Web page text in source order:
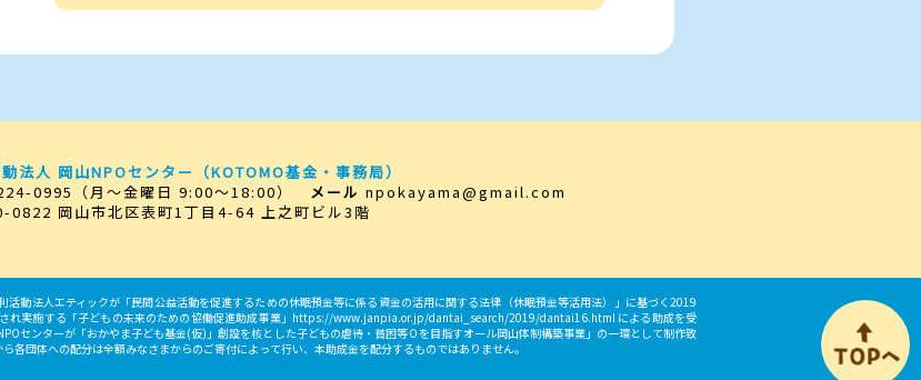
法人 岡山NPOセンター
（KOTOMO基金・事務局）
0995 （月～金曜日 9:00～18:00） メール npokayama@gmail.com
0822 岡山市北区表町1丁目4-64 上之町ビル3階
活動法人エティックが「民間公益活動を促進するための休眠預金等に係る資金の活用に関する法律（休眠預金等活用法）」に基づく2019
れ実施する「子どもの未来のための協働促進助成事業」https://www.janpia.or.jp/dantai_search/2019/dantai16.html による助成を受
センターが「おかやま子ども基金(仮)」創設を核とした子どもの虐待・貧困等０を目指すオール岡山体制構築事業」の一環として制作致
各団体への配分は全額みなさまからのご寄付によって行い、本助成金を配分するものではありません。